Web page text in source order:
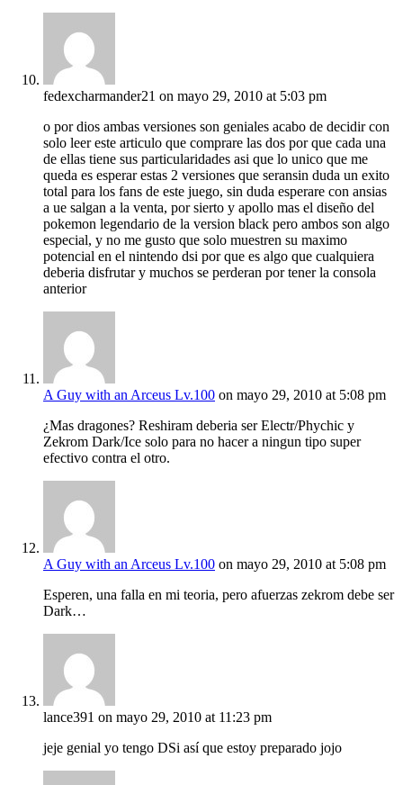
fedexcharmander21 on mayo 29, 2010 at 5:03 pm
o por dios ambas versiones son geniales acabo de decidir con
solo leer este articulo que comprare las dos por que cada una
de ellas tiene sus particularidades asi que lo unico que me
queda es esperar estas 2 versiones que seransin duda un exito
total para los fans de este juego, sin duda esperare con ansias
a ue salgan a la venta, por sierto y apollo mas el diseño del
pokemon legendario de la version black pero ambos son algo
especial, y no me gusto que solo muestren su maximo
potencial en el nintendo dsi por que es algo que cualquiera
deberia disfrutar y muchos se perderan por tener la consola
anterior
A Guy with an Arceus Lv.100 on mayo 29, 2010 at 5:08 pm
¿Mas dragones? Reshiram deberia ser Electr/Phychic y
Zekrom Dark/Ice solo para no hacer a ningun tipo super
efectivo contra el otro.
A Guy with an Arceus Lv.100 on mayo 29, 2010 at 5:08 pm
Esperen, una falla en mi teoria, pero afuerzas zekrom debe ser
Dark…
lance391 on mayo 29, 2010 at 11:23 pm
jeje genial yo tengo DSi así que estoy preparado jojo